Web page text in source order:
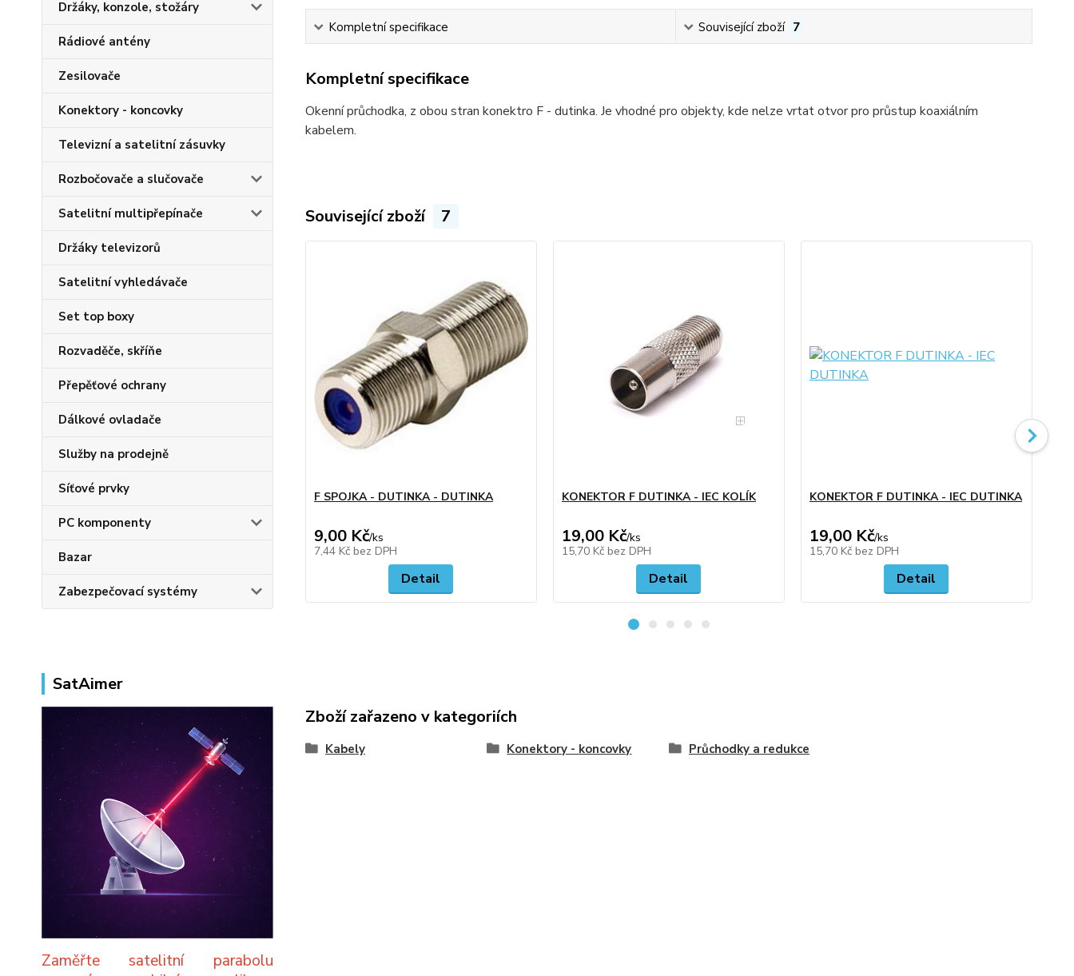
Držáky, konzole, stožáry
Rádiové antény
Zesilovače
Konektory - koncovky
Televizní a satelitní zásuvky
Rozbočovače a slučovače
Satelitní multipřepínače
Držáky televizorů
Satelitní vyhledávače
Set top boxy
Rozvaděče, skříňe
Přepěťové ochrany
Dálkové ovladače
Služby na prodejně
Síťové prvky
PC komponenty
Bazar
Zabezpečovací systémy
SatAimer
Zaměřte satelitní parabolu
Kompletní specifikace Související zboží 7
Kompletní specifikace
Okenní průchodka, z obou stran konektro F - dutinka. Je vhodné pro objekty, kde nelze vrtat otvor pro průstup koaxiálním
kabelem.
Související zboží 7
F SPOJKA - DUTINKA - DUTINKA
9,00 Kč/ks
7,44 Kč bez DPH
Detail
KONEKTOR F DUTINKA - IEC KOLÍK
19,00 Kč/ks
15,70 Kč bez DPH
Detail
KONEKTOR F DUTINKA - IEC DUTINKA
19,00 Kč/ks
15,70 Kč bez DPH
Detail
Zboží zařazeno v kategoriích
Kabely Konektory - koncovky Průchodky a redukce